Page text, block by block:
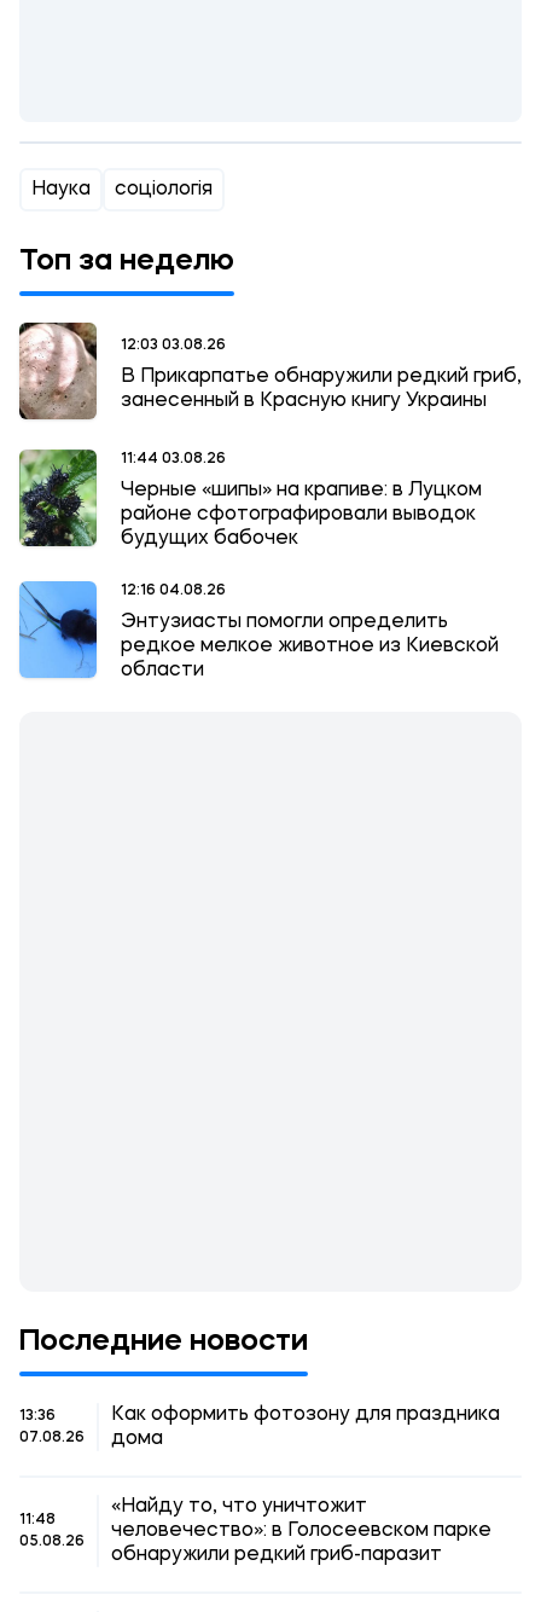
Наука соціологія
Топ за неделю
12:03 03.08.26
В Прикарпатье обнаружили редкий гриб,
занесенный в Красную книгу Украины
11:44 03.08.26
Черные «шипы» на крапиве: в Луцком
районе сфотографировали выводок
будущих бабочек
12:16 04.08.26
Энтузиасты помогли определить
редкое мелкое животное из Киевской
области
Последние новости
13:36
07.08.26
Как оформить фотозону для праздника
дома
11:48
05.08.26
«Найду то, что уничтожит
человечество»: в Голосеевском парке
обнаружили редкий гриб-паразит